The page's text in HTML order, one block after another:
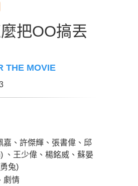
把OO搞丟
THE MOVIE
嘉、許傑輝、張書偉、邱
、王少偉、楊銘威、蘇晏
兔)
劇情